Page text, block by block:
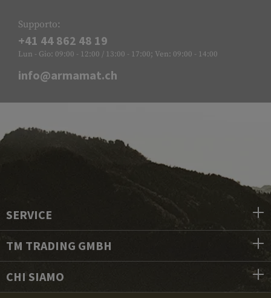
Supporto:
+41 44 862 48 19
Lun - Gio: 09:00 - 12:00 / 13:00 - 17:00; Ven: 09:00 - 14:00
info@armamat.ch
SERVICE
TM TRADING GMBH
CHI SIAMO